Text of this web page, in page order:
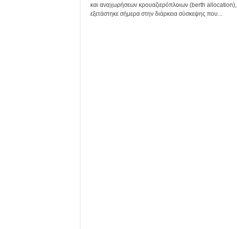
και αναχωρήσεων κρουαζιερόπλοιων (berth allocation),
εξετάστηκε σήμερα στην διάρκεια σύσκεψης που...